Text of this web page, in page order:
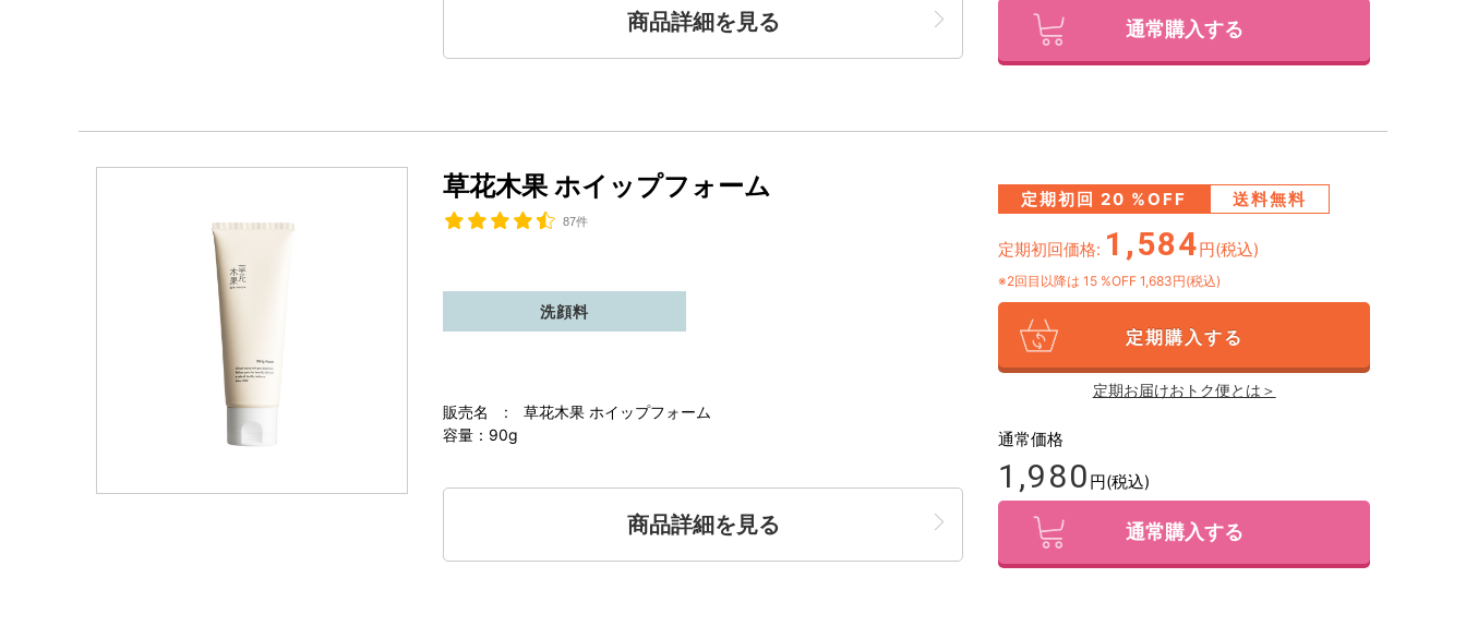
商品詳細を見る 通常購入する
草花木果 ホイップフォーム
87件
販売名 : 草花木果 ホイップフォーム
容量：90g
洗顔料
商品詳細を見る
定期初回 20 %OFF 送料無料
定期初回価格: 1,584円(税込)
※2回目以降は 15 %OFF 1,683円(税込)
定期購入する
定期お届けおトク便とは＞
通常価格
1,980 円(税込)
通常購入する